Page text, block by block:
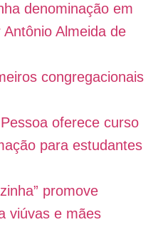
denominação em
Almeida de
congregacionais
oferece curso
para estudantes
promove
viúvas e mães